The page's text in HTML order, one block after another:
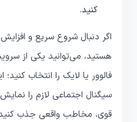
کنید.
اگر دنبال شروع سریع و افزایش
هستید، می‌توانید یکی از
فالوور یا لایک را انتخاب
سیگنال اجتماعی لازم را
قوی، مخاطب واقعی جذب